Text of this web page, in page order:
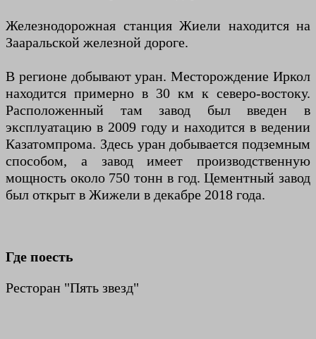
Железнодорожная станция Жиели находится на
Зааральской железной дороге.
В регионе добывают уран. Месторождение Иркол
находится примерно в 30 км к северо-востоку.
Расположенный там завод был введен в
эксплуатацию в 2009 году и находится в ведении
Казатомпрома. Здесь уран добывается подземным
способом, а завод имеет производственную
мощность около 750 тонн в год. Цементный завод
был открыт в Жижели в декабре 2018 года.
Где поесть
Ресторан "Пять звезд"